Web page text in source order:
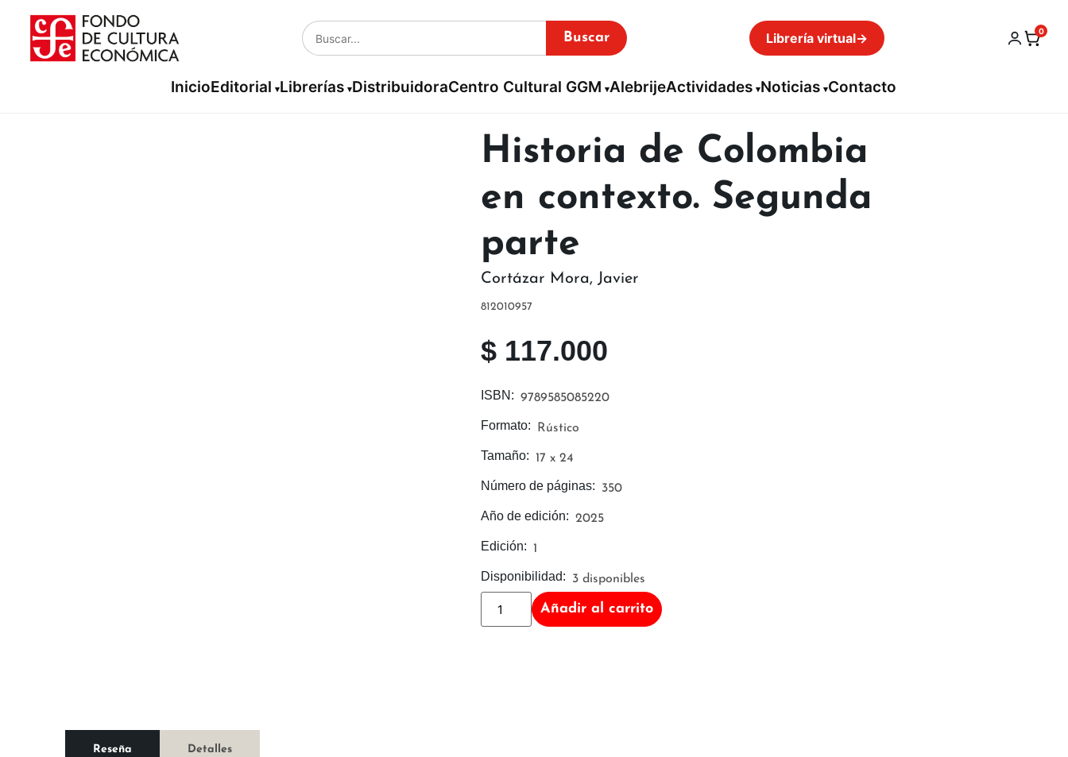
Buscar Librería virtual→ 0
InicioEditorial Librerías DistribuidoraCentro Cultural GGM AlebrijeActividades Noticias Contacto
Añadir al carrito
Disponibilidad: 3 disponibles
Edición: 1
Año de edición: 2025
Número de páginas: 350
Tamaño: 17 x 24
Formato: Rústico
ISBN: 9789585085220
$117.000
812010957
Cortázar Mora, Javier
Historia de Colombia
en contexto. Segunda
parte
Reseña Detalles